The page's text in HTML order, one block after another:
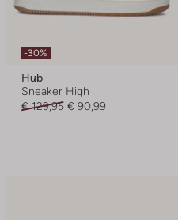
-30%
Hub
Sneaker High
€ 129,95 € 90,99